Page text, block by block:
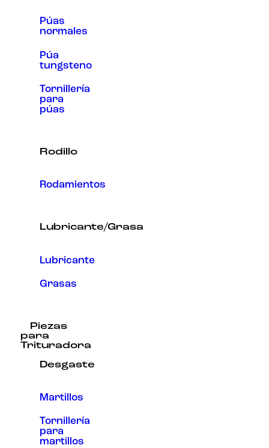
Púas
normales
Púa
tungsteno
Tornillería
para
púas
Rodillo
Rodamientos
Lubricante/Grasa
Lubricante
Grasas
Piezas
para
Trituradora
Desgaste
Martillos
Tornillería
para
martillos